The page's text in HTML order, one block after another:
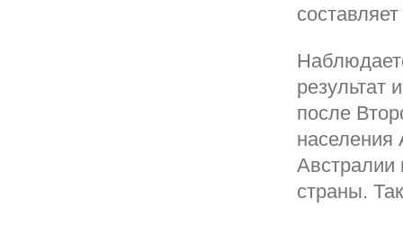
результат
после
населения
Австралии
страны.